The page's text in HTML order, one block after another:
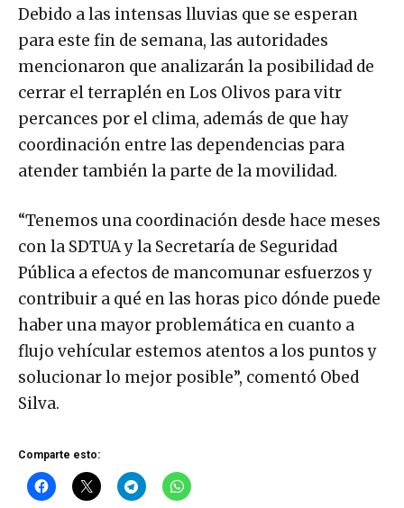
Debido a las intensas lluvias que se esperan
para este fin de semana, las autoridades
mencionaron que analizarán la posibilidad de
cerrar el terraplén en Los Olivos para vitr
percances por el clima, además de que hay
coordinación entre las dependencias para
atender también la parte de la movilidad.
“Tenemos una coordinación desde hace meses
con la SDTUA y la Secretaría de Seguridad
Pública a efectos de mancomunar esfuerzos y
contribuir a qué en las horas pico dónde puede
haber una mayor problemática en cuanto a
flujo vehícular estemos atentos a los puntos y
solucionar lo mejor posible”, comentó Obed
Silva.
Comparte esto: